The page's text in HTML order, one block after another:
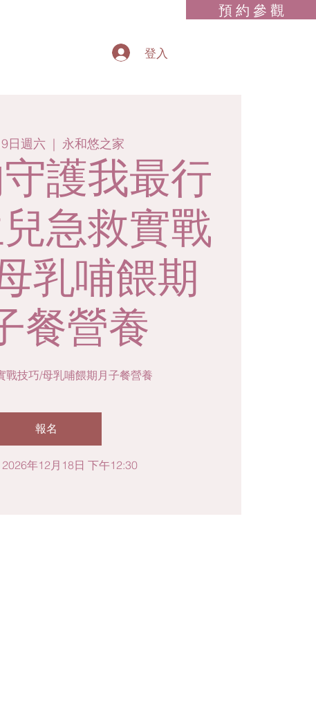
預 約 參 觀
登入
日週六
  |
永和悠之家
護我最行
兒急救實戰
乳哺餵期
餐營養
戰技巧/母乳哺餵期月子餐營養
報名
年12月18日 下午12:30